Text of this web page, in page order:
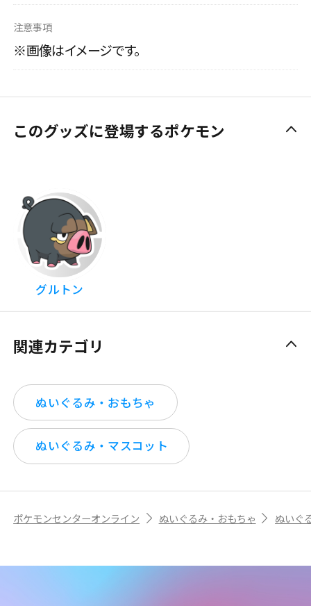
注意事項
※画像はイメージです。
このグッズに登場するポケモン
グルトン
関連カテゴリ
ぬいぐるみ・おもちゃ
ぬいぐるみ・マスコット
ポケモンセンターオンライン ぬいぐるみ・おもちゃ ぬいぐ